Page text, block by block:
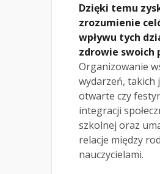
Dzięki temu
zrozumienie
wpływu tych
zdrowie swoich
Organizowanie
wydarzeń, takich
otwarte czy
integracji
szkolnej oraz
relacje między
nauczycielami.